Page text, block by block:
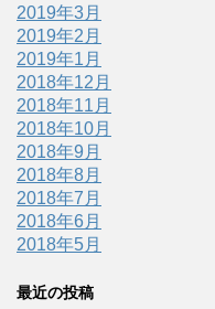
2019年3月
2019年2月
2019年1月
2018年12月
2018年11月
2018年10月
2018年9月
2018年8月
2018年7月
2018年6月
2018年5月
最近の投稿